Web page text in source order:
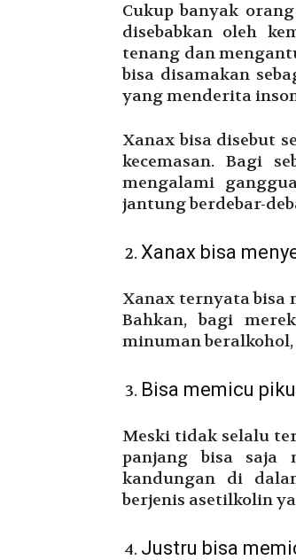
Cukup banyak
disebabkan oleh
tenang dan
bisa disamakan
yang menderita
Xanax bisa disebut
kecemasan. Bagi
mengalami
jantung berdebar-
Xanax bisa
Xanax ternyata bisa
Bahkan, bagi
minuman
Bisa memicu
Meski tidak selalu
panjang bisa saja
kandungan di
berjenis asetilkolin
Justru bisa